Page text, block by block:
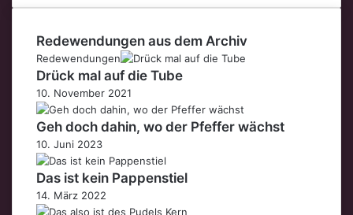
Redewendungen aus dem Archiv
Redewendungen
Drück mal auf die Tube
10. November 2021
Geh doch dahin, wo der Pfeffer wächst
10. Juni 2023
Das ist kein Pappenstiel
14. März 2022